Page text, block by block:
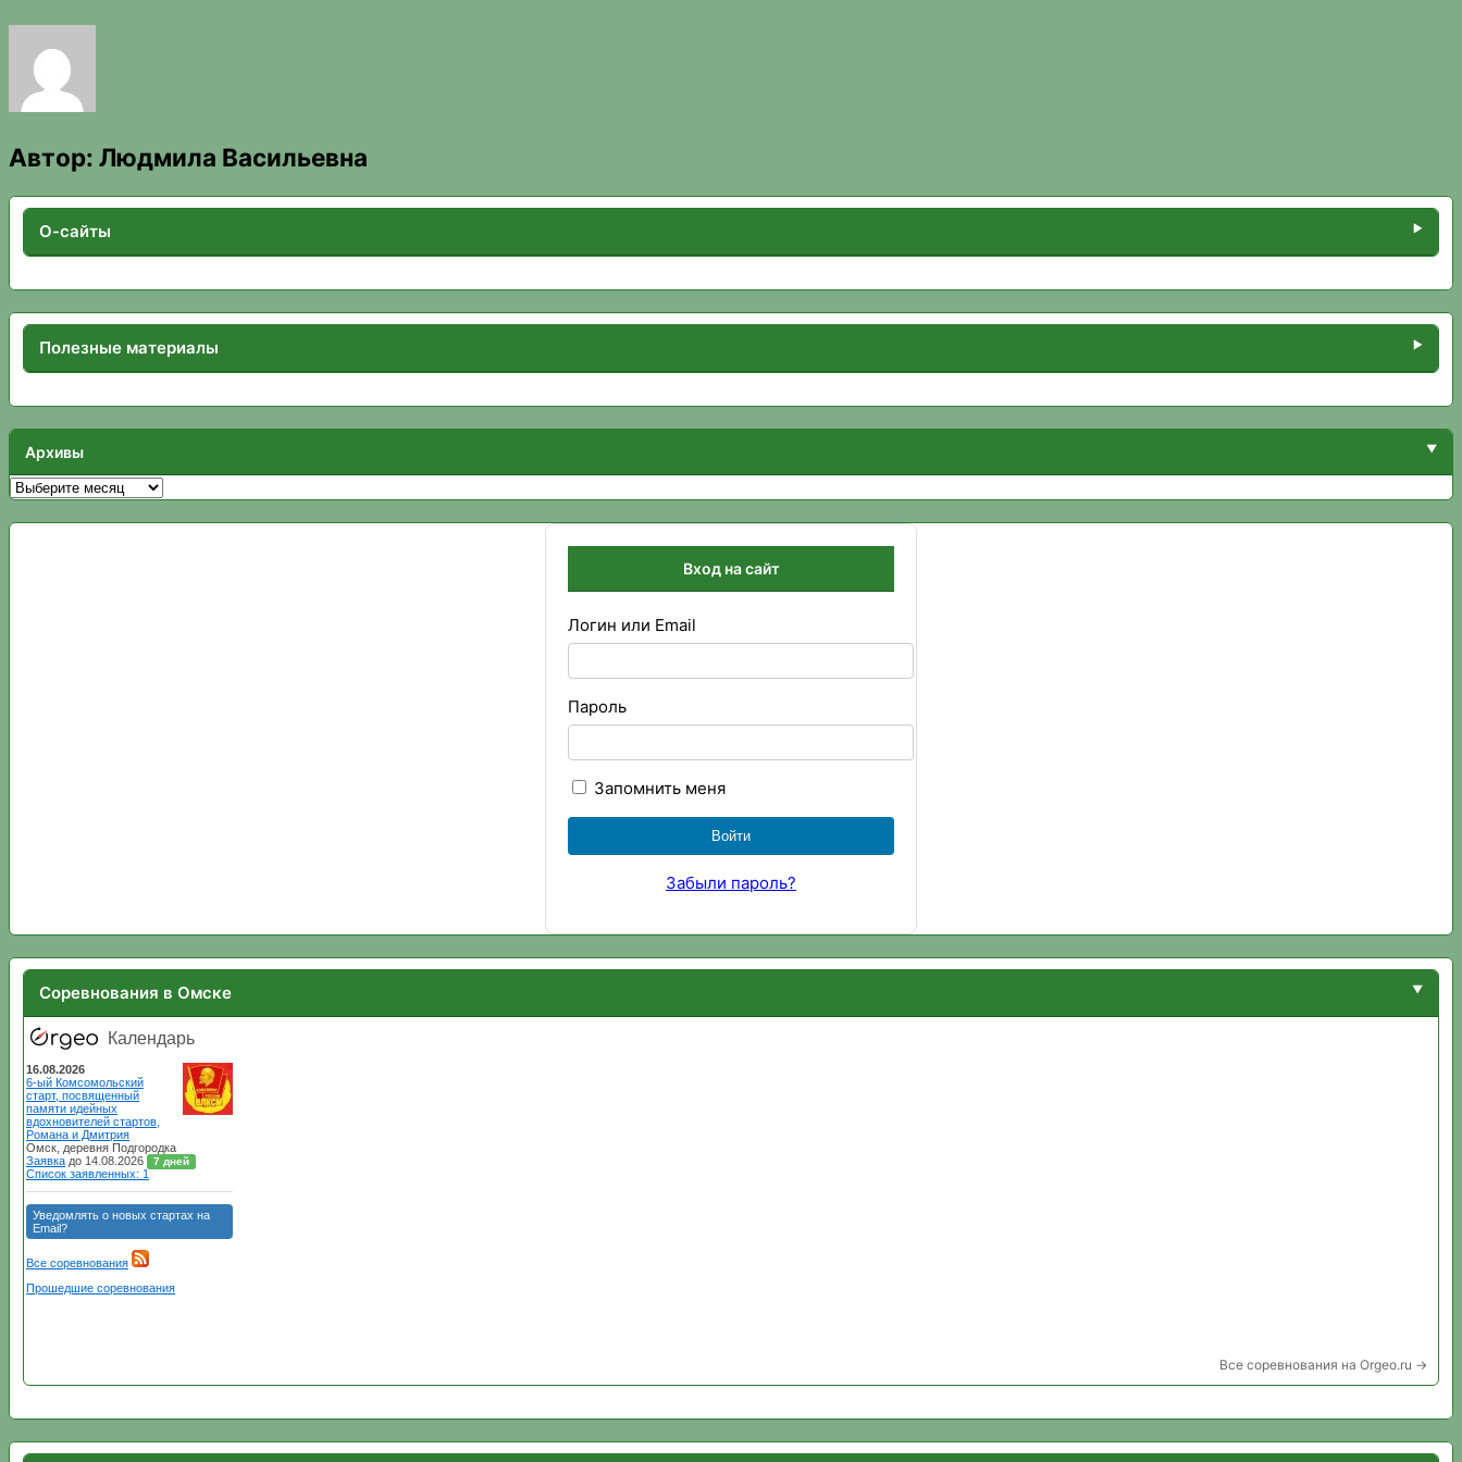
Автор: Людмила Васильевна
О-сайты
Полезные материалы
Архивы
Архивы
Вход на сайт
Логин или Email
Пароль
Запомнить меня
Забыли пароль?
Соревнования в Омске
Все соревнования на Orgeo.ru →